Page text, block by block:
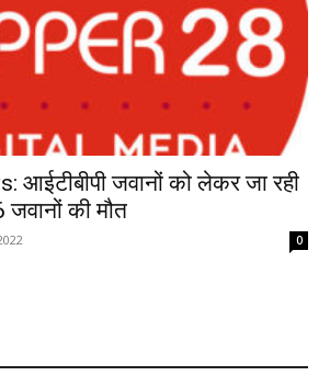
आईटीबीपी जवानों को लेकर जा रही
जवानों की मौत
0